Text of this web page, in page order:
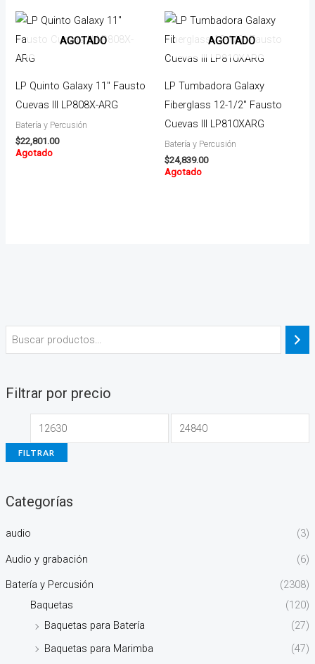
Filtrar por precio
FILTRAR
Categorías
audio (3)
Audio y grabación (6)
Batería y Percusión
(2308)
Baquetas
(120)
Baquetas para Batería
(27)
Baquetas para Marimba
(47)
AGOTADO
LP Quinto Galaxy 11″ Fausto
Cuevas lll LP808X-ARG
Batería y Percusión
$22,801.00
Agotado
AGOTADO
LP Tumbadora Galaxy
Fiberglass 12-1/2″ Fausto
Cuevas III LP810XARG
Batería y Percusión
$24,839.00
Agotado